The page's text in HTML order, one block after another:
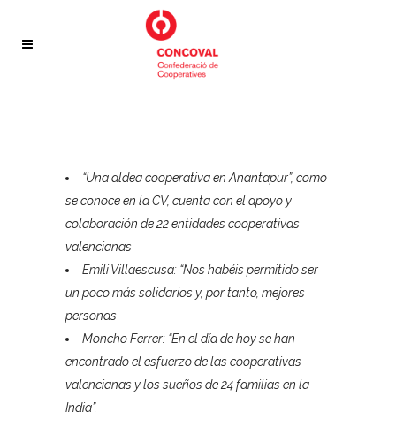
“Una aldea cooperativa en Anantapur”, como
se conoce en la CV, cuenta con el apoyo y
colaboración de 22 entidades cooperativas
valencianas
Emili Villaescusa: “Nos habéis permitido ser
un poco más solidarios y, por tanto, mejores
personas
Moncho Ferrer: “En el día de hoy se han
encontrado el esfuerzo de las cooperativas
valencianas y los sueños de 24 familias en la
India”.